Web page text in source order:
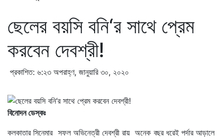
ছেলের বয়সি বনি‘র সাথে প্রেম
করবেন দেবশ্রী!
প্রকাশিত: ৬:২৩ অপরাহ্ণ, জানুয়ারি ৩০, ২০২০
বিনোদন ডেস্কঃ
কলকাতার সিনেমার সফল অভিনেত্রী দেবশ্রী রায় অনেক বছর ধরেই পর্দার আড়ালে